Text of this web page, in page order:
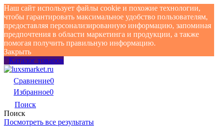
Наш сайт использует файлы cookie и похожие технологии,
чтобы гарантировать максимальное удобство пользователям,
предоставляя персонализированную информацию, запоминая
предпочтения в области маркетинга и продукции, а также
помогая получить правильную информацию.
Закрыть
Каталог товаров
Сравнение0
Избранное0
Поиск
Поиск
Посмотреть все результаты